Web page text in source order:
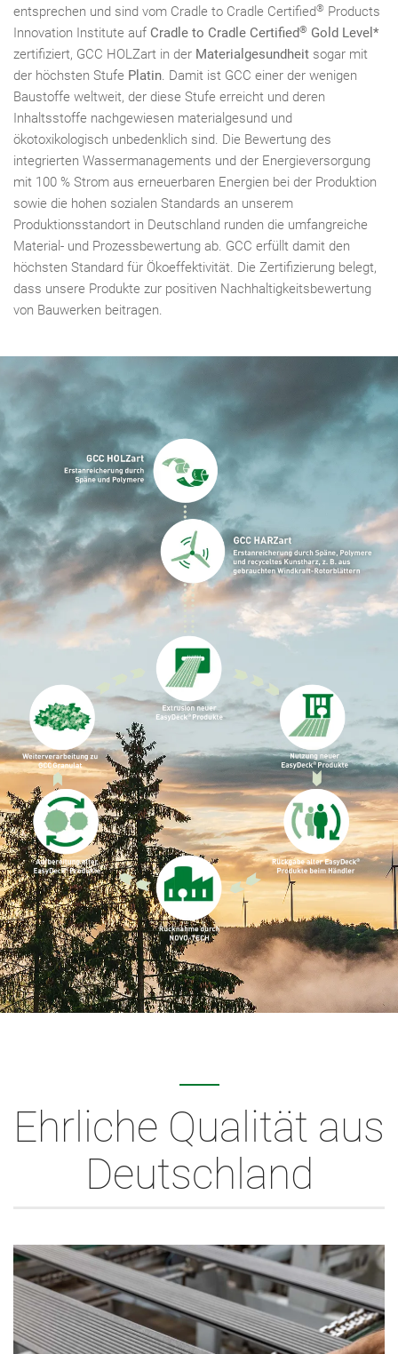
entsprechen und sind vom Cradle to Cradle Certified® Products
Innovation Institute auf Cradle to Cradle Certified® Gold Level*
zertifiziert, GCC HOLZart in der Materialgesundheit sogar mit
der höchsten Stufe Platin. Damit ist GCC einer der wenigen
Baustoffe weltweit, der diese Stufe erreicht und deren
Inhaltsstoffe nachgewiesen materialgesund und
ökotoxikologisch unbedenklich sind. Die Bewertung des
integrierten Wassermanagements und der Energieversorgung
mit 100 % Strom aus erneuerbaren Energien bei der Produktion
sowie die hohen sozialen Standards an unserem
Produktionsstandort in Deutschland runden die umfangreiche
Material- und Prozessbewertung ab. GCC erfüllt damit den
höchsten Standard für Ökoeffektivität. Die Zertifizierung belegt,
dass unsere Produkte zur positiven Nachhaltigkeitsbewertung
von Bauwerken beitragen.
Ehrliche Qualität aus
Deutschland